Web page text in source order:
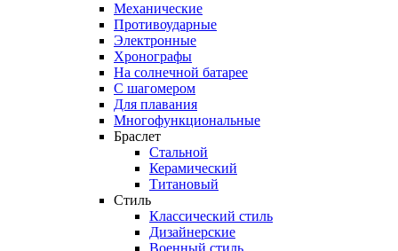
Механические
Противоударные
Электронные
Хронографы
На солнечной батарее
С шагомером
Для плавания
Многофункциональные
Браслет
Стальной
Керамический
Титановый
Стиль
Классический стиль
Дизайнерские
Военный стиль